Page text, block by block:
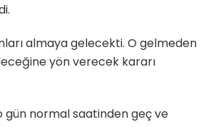
almaya gelecekti. O gelmeden
yön verecek kararı
gün normal saatinden geç ve